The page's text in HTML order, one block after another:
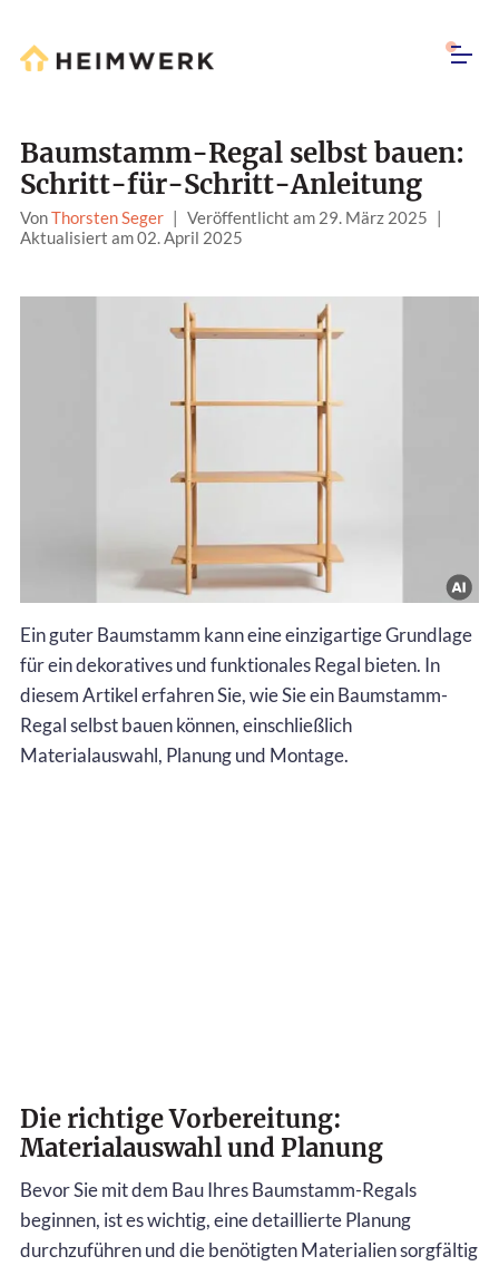
Baumstamm-Regal selbst bauen:
Schritt-für-Schritt-Anleitung
VonThorsten Seger | Veröffentlicht am 29. März 2025 |
Aktualisiert am 02. April 2025
Ein guter Baumstamm kann eine einzigartige Grundlage
für ein dekoratives und funktionales Regal bieten. In
diesem Artikel erfahren Sie, wie Sie ein Baumstamm-
Regal selbst bauen können, einschließlich
Materialauswahl, Planung und Montage.
Die richtige Vorbereitung:
Materialauswahl und Planung
Bevor Sie mit dem Bau Ihres Baumstamm-Regals
beginnen, ist es wichtig, eine detaillierte Planung
durchzuführen und die benötigten Materialien sorgfältig